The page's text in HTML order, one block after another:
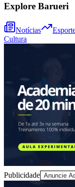
Explore Barueri
Notícias
Cultura
Publicidade Anuncie